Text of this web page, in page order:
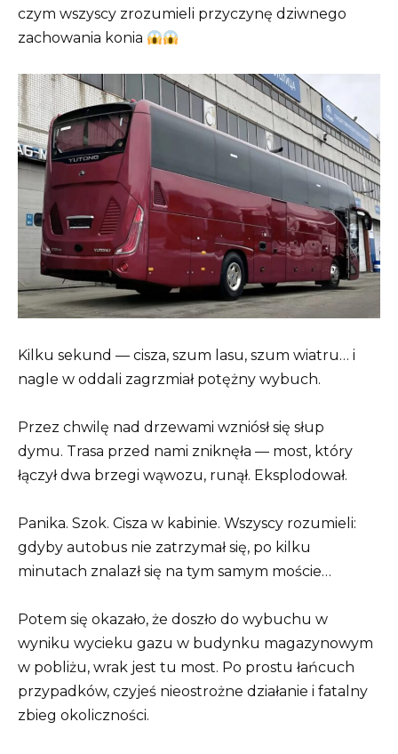
czym wszyscy zrozumieli przyczynę dziwnego
zachowania konia
Kilku sekund — cisza, szum lasu, szum wiatru… i
nagle w oddali zagrzmiał potężny wybuch.
Przez chwilę nad drzewami wzniósł się słup
dymu. Trasa przed nami zniknęła — most, który
łączył dwa brzegi wąwozu, runął. Eksplodował.
Panika. Szok. Cisza w kabinie. Wszyscy rozumieli:
gdyby autobus nie zatrzymał się, po kilku
minutach znalazł się na tym samym moście…
Potem się okazało, że doszło do wybuchu w
wyniku wycieku gazu w budynku magazynowym
w pobliżu, wrak jest tu most. Po prostu łańcuch
przypadków, czyjeś nieostrożne działanie i fatalny
zbieg okoliczności.